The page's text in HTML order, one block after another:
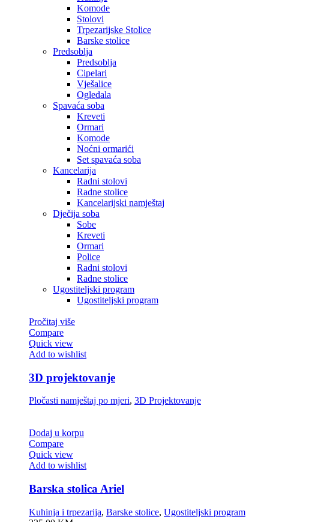
Komode
Stolovi
Trpezarijske Stolice
Barske stolice
Predsoblja
Predsoblja
Cipelari
Vješalice
Ogledala
Spavaća soba
Kreveti
Ormari
Komode
Noćni ormarići
Set spavaća soba
Kancelarija
Radni stolovi
Radne stolice
Kancelarijski namještaj
Dječija soba
Sobe
Kreveti
Ormari
Police
Radni stolovi
Radne stolice
Ugostiteljski program
Ugostiteljski program
Pročitaj više
Compare
Quick view
Add to wishlist
3D projektovanje
Pločasti namještaj po mjeri, 3D Projektovanje
Dodaj u korpu
Compare
Quick view
Add to wishlist
Barska stolica Ariel
Kuhinja i trpezarija, Barske stolice, Ugostiteljski program